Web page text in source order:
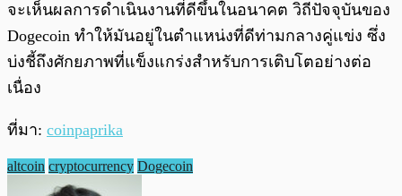
จะเห็นผลการดำเนินงานที่ดีขึ้นในอนาคต วิถีปัจจุบันของ
Dogecoin ทำให้มันอยู่ในตำแหน่งที่ดีท่ามกลางคู่แข่ง ซึ่ง
บ่งชี้ถึงศักยภาพที่แข็งแกร่งสำหรับการเติบโตอย่างต่อ
เนื่อง
ที่มา: coinpaprika
altcoin cryptocurrency Dogecoin